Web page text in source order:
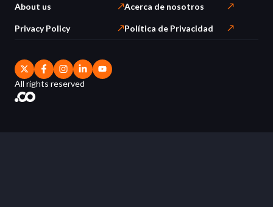
About us
Privacy Policy
Acerca de nosotros
Política de Privacidad
All rights reserved